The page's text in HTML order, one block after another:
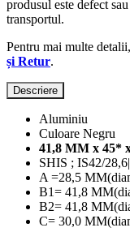
produsul este defect
transportul.
Pentru mai multe
și Retur.
Descriere
Aluminiu
Culoare Negru
41,8 MM x 45*
SHIS ; IS42/
A =28,5
B1= 41,8
B2= 41,8
C= 30,0